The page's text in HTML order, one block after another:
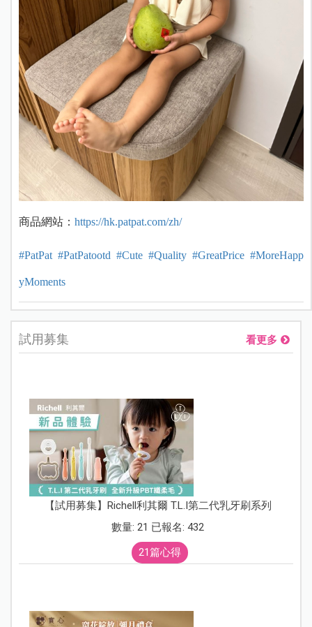
商品網站： https://hk.patpat.com/zh/
#PatPat #PatPatootd #Cute #Quality #GreatPrice #MoreHapp
yMoments
試用募集 看更多
【試用募集】Richell利其爾 T.L.I第二代乳牙刷系列
數量: 21 已報名: 432
21篇心得